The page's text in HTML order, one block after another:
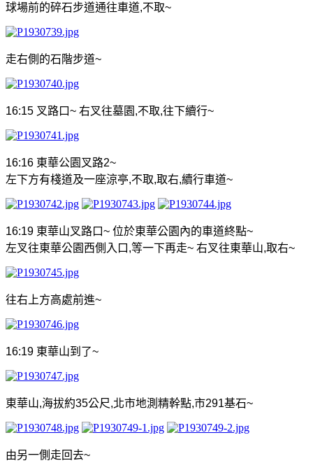
球場前的碎石步道通往車道,不取~
走右側的石階步道~
16:15 叉路口~ 右叉往墓園 ,不取,往下續行~
16:16 東華公園 叉路2~
左下方有棧道及一座涼亭,不取,取右,續行車道~
16:19 東華山叉路口~ 位於東華公園內的車道終點~
左叉往東華公園西側入口 ,等一下再走~ 右叉往東華山,取右~
往右上方高處前進~
16:19 東華山到了~
東華山,海拔約35公尺,北市地測精幹點,市291基石~
由另一側走回去~